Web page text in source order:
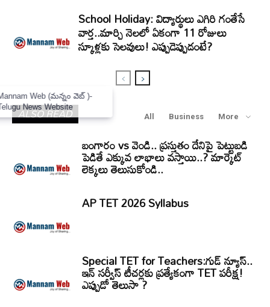
School Holiday: విద్యార్థులు ఎగిరి గంతేసే
వార్త..మార్చి నెలలో ఏకంగా 11 రోజులు
స్కూళ్లకు సెలవులు! ఎప్పుడెప్పుడంటే?
ALSO READ All Business More
బంగారం vs వెండి.. ప్రస్తుతం దేనిపై పెట్టుబడి
పెడితే ఎక్కువ లాభాలు వస్తాయి..? మార్కెట్
లెక్కలు తెలుసుకోండి..
AP TET 2026 Syllabus
Special TET for Teachers:గుడ్ న్యూస్..
ఇన్ సర్వీస్ టీచర్లకు ప్రత్యేకంగా TET పరీక్ష!
ఎప్పుడో తెలుసా ?
×
Mannam Web (మన్నం వెబ్ )-
Telugu News Website